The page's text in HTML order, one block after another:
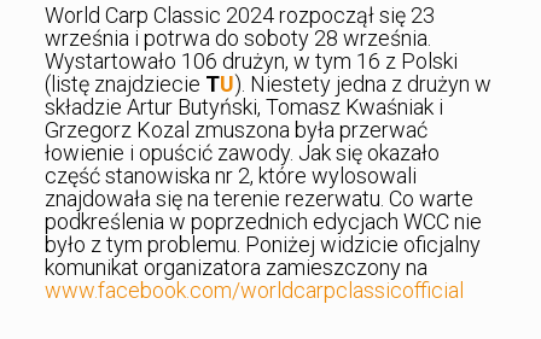
World Carp Classic 2024 rozpoczął się 23
września i potrwa do soboty 28 września.
Wystartowało 106 drużyn, w tym 16 z Polski
(listę znajdziecie TU). Niestety jedna z drużyn w
składzie Artur Butyński, Tomasz Kwaśniak i
Grzegorz Kozal zmuszona była przerwać
łowienie i opuścić zawody. Jak się okazało
część stanowiska nr 2, które wylosowali
znajdowała się na terenie rezerwatu. Co warte
podkreślenia w poprzednich edycjach WCC nie
było z tym problemu. Poniżej widzicie oficjalny
komunikat organizatora zamieszczony na
www.facebook.com/worldcarpclassicofficial